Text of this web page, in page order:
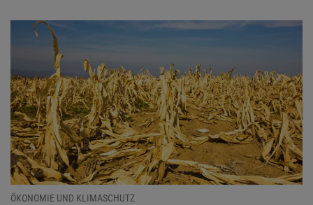
ÖKONOMIE UND KLIMASCHUTZ